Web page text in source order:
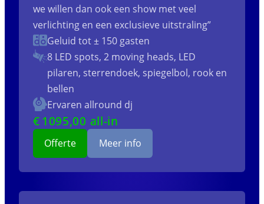
we willen dan ook een show met veel
verlichting en een exclusieve uitstraling”
Geluid tot ± 150 gasten
8 LED spots, 2 moving heads, LED
pilaren, sterrendoek, spiegelbol, rook en
bellen
Ervaren allround dj
€ 1095,00 all-in
Offerte Meer info